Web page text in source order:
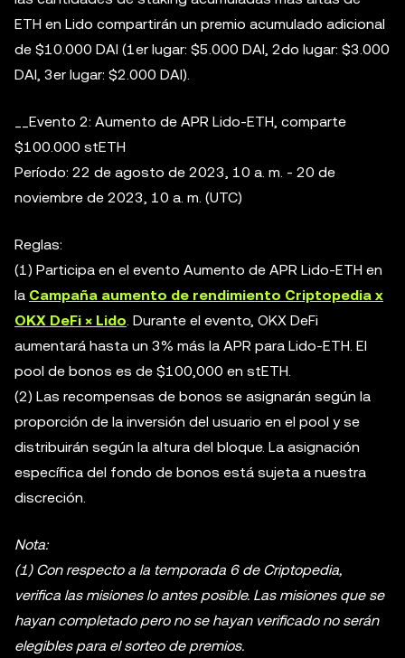
ETH en Lido compartirán un premio acumulado adicional
de $10.000 DAI (1er lugar: $5.000 DAI, 2do lugar: $3.000
DAI, 3er lugar: $2.000 DAI).
__Evento 2: Aumento de APR Lido-ETH, comparte
$100.000 stETH
Período: 22 de agosto de 2023, 10 a. m. - 20 de
noviembre de 2023, 10 a. m. (UTC)
Reglas:
(1) Participa en el evento Aumento de APR Lido-ETH en
la Campaña aumento de rendimiento Criptopedia x
OKX DeFi × Lido. Durante el evento, OKX DeFi
aumentará hasta un 3% más la APR para Lido-ETH. El
pool de bonos es de $100,000 en stETH.
(2) Las recompensas de bonos se asignarán según la
proporción de la inversión del usuario en el pool y se
distribuirán según la altura del bloque. La asignación
específica del fondo de bonos está sujeta a nuestra
discreción.
Nota:
(1) Con respecto a la temporada 6 de Criptopedia,
verifica las misiones lo antes posible. Las misiones que se
hayan completado pero no se hayan verificado no serán
elegibles para el sorteo de premios.